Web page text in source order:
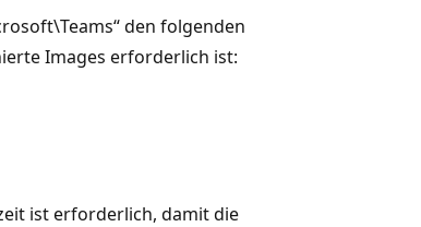
den folgenden
Images erforderlich ist:
ist erforderlich, damit die